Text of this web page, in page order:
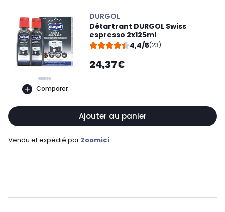
Comparer
DURGOL
Détartrant DURGOL Swiss
espresso 2x125ml
4,4/5(23)
24,37€
Ajouter au panier
Vendu et expédié par Zoomici